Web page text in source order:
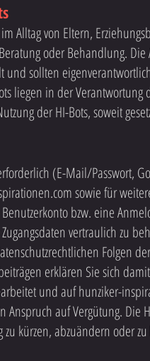
Alltag von Eltern,
oder Behandlung.
und sollten
liegen in der Verantwortung
der HI-Bots, soweit
(E-Mail/Passwort,
sowie für
bzw. eine
vertraulich zu
Folgen
erklären Sie sich
und auf hunziker-
auf Vergütung. Die
kürzen, abzuändern oder